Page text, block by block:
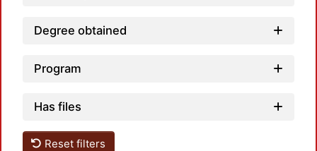
Degree obtained
Program
Has files
Reset filters